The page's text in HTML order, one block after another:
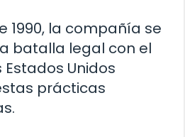
1990, la compañía se
batalla legal con el
Unidos
prácticas